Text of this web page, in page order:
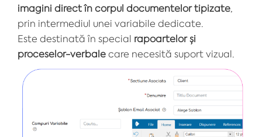
imagini direct în corpul documentelor tipizate,
prin intermediul unei variabile dedicate.
Este destinată în special rapoartelor și
proceselor-verbale care necesită suport vizual.